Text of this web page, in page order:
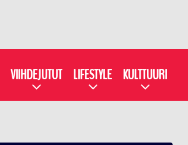
VIIHDEJUTUT LIFESTYLE KULTTUURI